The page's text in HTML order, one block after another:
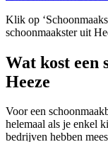
Klik op
schoonmaakster uit
Wat kost een
Heeze
Voor een
helemaal als je enkel
bedrijven hebben